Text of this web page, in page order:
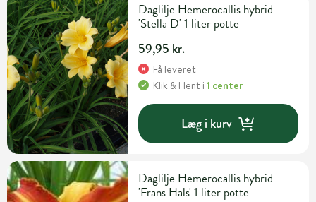
Daglilje Hemerocallis hybrid
'Stella D' 1 liter potte
59,95 kr.
Få leveret
Klik & Hent i1 center
Læg i kurv
Daglilje Hemerocallis hybrid
'Frans Hals' 1 liter potte